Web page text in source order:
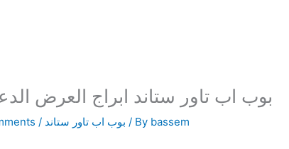
بوب اب تاور ستاند ابراج العرض
/ بوب اب تاور ستاند / By bassem